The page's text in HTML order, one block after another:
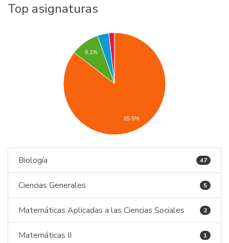
Top asignaturas
9.1%
85.5%
Biología 47
Ciencias Generales 5
Matemáticas Aplicadas a las Ciencias Sociales 2
Matemáticas II 1